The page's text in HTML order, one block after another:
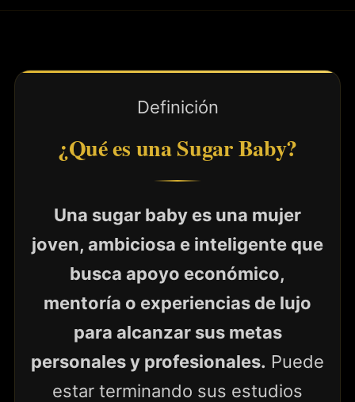
Definición
¿Qué es una Sugar Baby?
Una sugar baby es una mujer
joven, ambiciosa e inteligente que
busca apoyo económico,
mentoría o experiencias de lujo
para alcanzar sus metas
personales y profesionales. Puede
estar terminando sus estudios